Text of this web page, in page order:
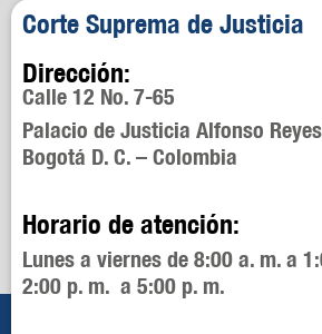
Corte Suprema de Justicia
Dirección:
Calle 12 No. 7-65
Palacio de Justicia Alfonso
Bogotá D. C. – Colombia
Horario de atención:
Lunes a viernes de 8:00 a. m. a
2:00 p. m. a 5:00 p. m.